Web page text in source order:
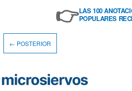
👉LAS 100
POPULARES
← POSTERIOR